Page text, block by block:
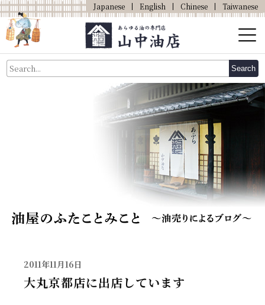
Japanese English Chinese Taiwanese
Search
About Us
2011年11月16日
大丸京都店に出店しています